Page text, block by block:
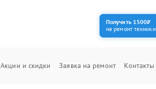
Получить 1500₽
на ремонт техники
Акции и скидки Заявка на ремонт Контакты